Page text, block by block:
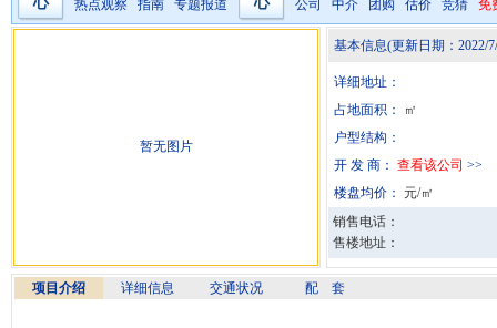
热点观察
指南 专题报道
公司
中介 团购 估价 竞猜 免
暂无图片
基本信息(更新日期： 2022/
详细地址：
占地面积：
㎡
户型结构：
开 发 商： 查看该公司 >>
楼盘均价： 元/㎡
销售电话：
售楼地址：
项目介绍 详细信息 交通状况 配 套